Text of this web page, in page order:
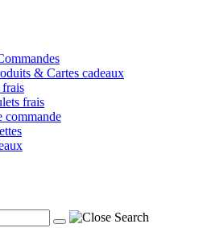
& Cartes cadeaux
frais
commande